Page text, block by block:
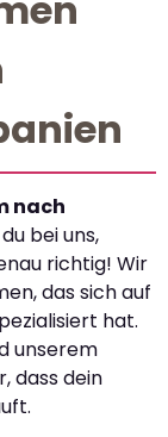
nach
bei uns,
richtig! Wir
das sich auf
hat.
unserem
dass dein